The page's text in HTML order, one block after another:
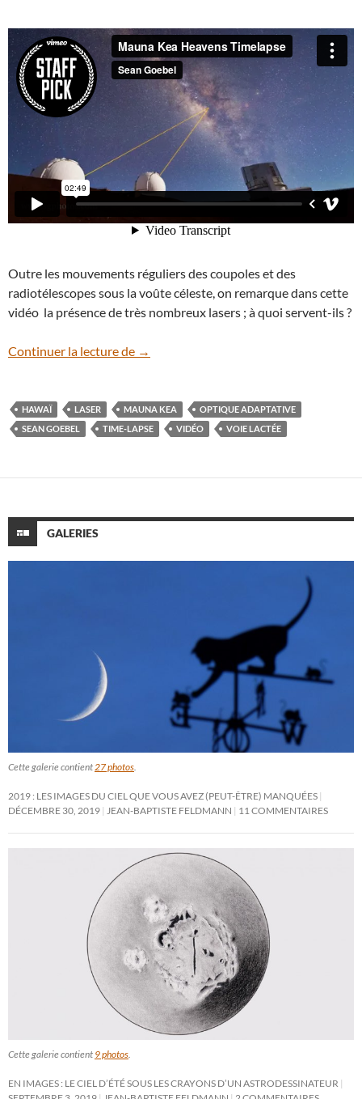
Outre les mouvements réguliers des coupoles et des
radiotélescopes sous la voûte céleste, on remarque dans cette
vidéo la présence de très nombreux lasers ; à quoi servent-ils ?
Continuer la lecture de En vidéo : des coupoles et des lasers sur
→
HAWAÏ LASER MAUNA KEA
OPTIQUE ADAPTATIVE
SEAN GOEBEL
TIME-LAPSE VIDÉO VOIE LACTÉE
GALERIES
Cette galerie contient 27 photos
2019 : LES IMAGES DU CIEL QUE VOUS AVEZ (PEUT-ÊTRE) MANQUÉES
DÉCEMBRE 30, 2019
JEAN-BAPTISTE FELDMANN 11 COMMENTAIRES
Cette galerie contient 9 photos
EN IMAGES : LE CIEL D’ÉTÉ SOUS LES CRAYONS D’UN ASTRODESSINATEUR